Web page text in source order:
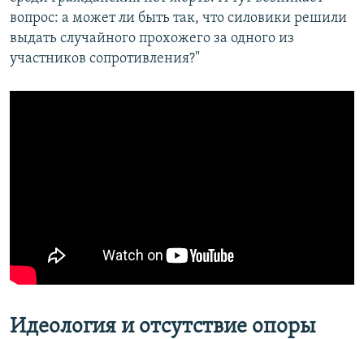
вопрос: а может ли быть так, что силовики решили
выдать случайного прохожего за одного из
участников сопротивления?"
Идеология и отсутствие опоры